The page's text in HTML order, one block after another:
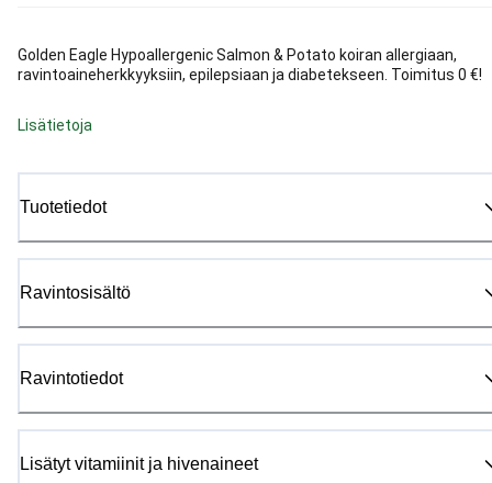
Golden Eagle Hypoallergenic Salmon & Potato koiran allergiaan,
ravintoaineherkkyyksiin, epilepsiaan ja diabetekseen. Toimitus 0 €!
Lisätietoja
Tuotetiedot
Ravintosisältö
Ravintotiedot
Lisätyt vitamiinit ja hivenaineet